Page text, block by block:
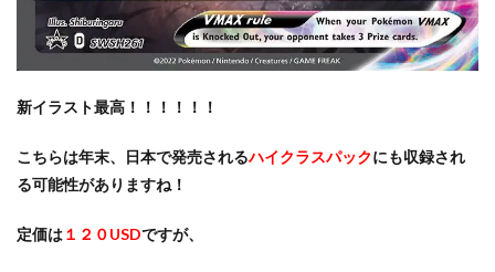
新イラスト最高！！！！！！
こちらは年末、日本で発売されるハイクラスパックにも収録され
る可能性がありますね！
定価は１２０USDですが、